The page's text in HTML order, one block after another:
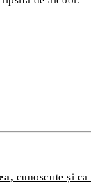
, cunoscute și ca